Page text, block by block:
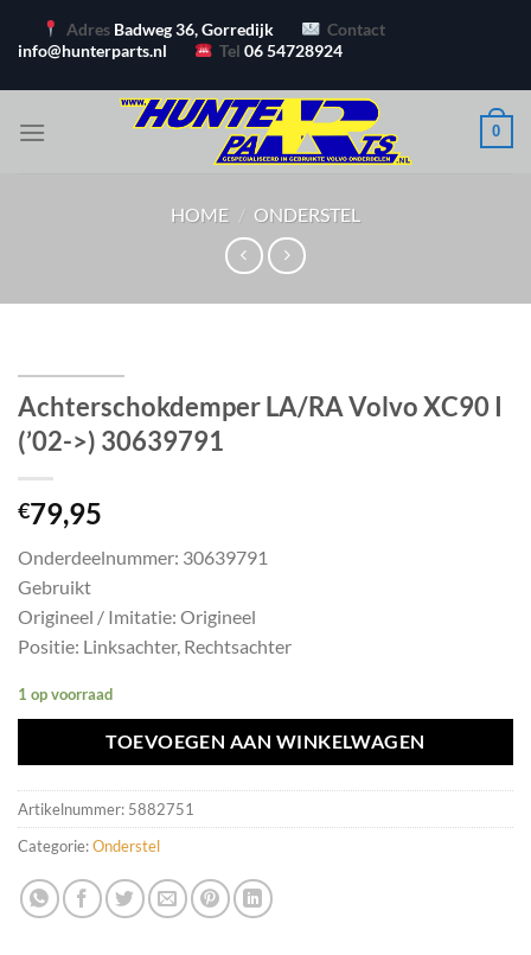
naar
Adres Badweg 36, Gorredijk
Contact
info@hunterparts.nl
Tel06 54728924
0
HOME / ONDERSTEL
Achterschokdemper LA/RA Volvo XC90 I
(’02->) 30639791
€79,95
Onderdeelnummer: 30639791
Gebruikt
Origineel / Imitatie: Origineel
Positie: Linksachter, Rechtsachter
1 op voorraad
TOEVOEGEN AAN WINKELWAGEN
Artikelnummer: 5882751
Categorie:Onderstel